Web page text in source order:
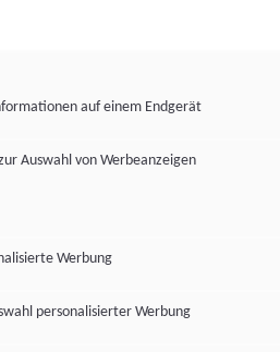
auf einem Endgerät
Auswahl von Werbeanzeigen
Werbung
personalisierter Werbung